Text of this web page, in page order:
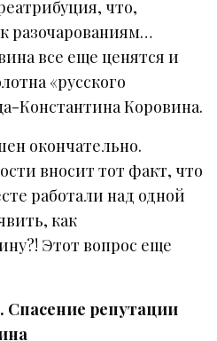
что,
разочарованиям…
все еще ценятся и
«русского
Константина Коровина.
окончательно.
вносит тот факт, что
работали над одной
как
Этот вопрос еще
Спасение репутации